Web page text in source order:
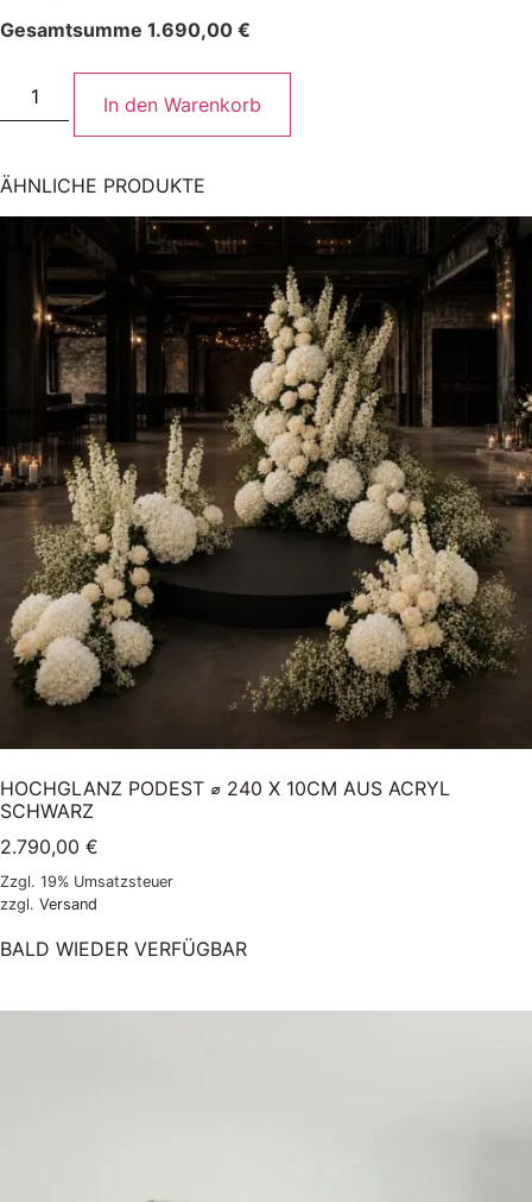
Gesamtsumme 1.690,00 €
In den Warenkorb
ÄHNLICHE PRODUKTE
HOCHGLANZ PODEST ⌀ 240 X 10CM AUS ACRYL
SCHWARZ
2.790,00 €
Zzgl. 19% Umsatzsteuer
zzgl. Versand
BALD WIEDER VERFÜGBAR